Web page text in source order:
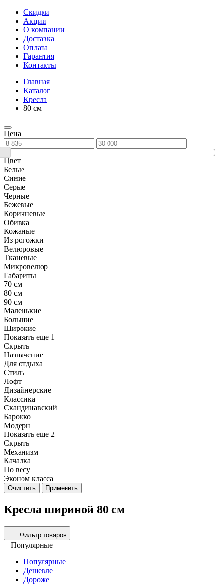
Скидки
Акции
О компании
Доставка
Оплата
Гарантия
Контакты
Главная
Каталог
Кресла
80 см
Цена
Цвет
Белые
Синие
Серые
Черные
Бежевые
Коричневые
Обивка
Кожаные
Из рогожки
Велюровые
Тканевые
Микровелюр
Габариты
70 см
80 см
90 см
Маленькие
Большие
Широкие
Показать еще 1
Скрыть
Назначение
Для отдыха
Стиль
Лофт
Дизайнерские
Классика
Скандинавский
Барокко
Модерн
Показать еще 2
Скрыть
Механизм
Качалка
По весу
Эконом класса
Очистить Применить
Кресла шириной 80 см
Фильтр товаров
Популярные
Популярные
Дешевле
Дороже